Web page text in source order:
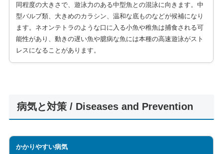
同程度の大きさで、遊泳力のある中型魚との混泳に向きます。中
型バルブ類、大きめのカラシン、温和な底ものなどが候補になり
ます。ネオンテトラのような口に入る小魚や稚魚は捕食される可
能性があり、動きの遅い魚や臆病な魚には本種の高速遊泳がスト
レスになることがあります。
病気と対策 / Diseases and Prevention
かかりやすい病気